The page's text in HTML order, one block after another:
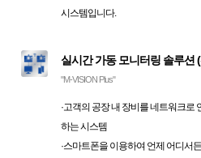
시스템입니다.
실시간 가동 모니터링 솔루션
"M-VISION Plus"
·고객의 공장 내 장비를 네트워크로
하는 시스템
·스마트폰을 이용하여 언제 어디서